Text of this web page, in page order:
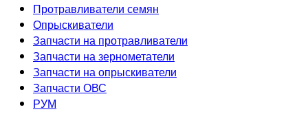
Протравливатели семян
Опрыскиватели
Запчасти на протравливатели
Запчасти на зернометатели
Запчасти на опрыскиватели
Запчасти ОВС
РУМ